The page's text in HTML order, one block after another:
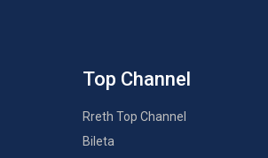
Top Channel
Rreth Top Channel
Bileta